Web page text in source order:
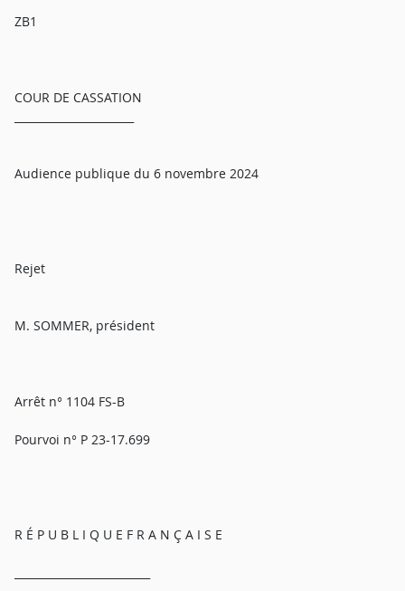
ZB1
COUR DE CASSATION
Audience publique du 6 novembre 2024
Rejet
M. SOMMER, président
Arrêt n° 1104 FS-B
Pourvoi n° P 23-17.699
R É P U B L I Q U E F R A N Ç A I S E